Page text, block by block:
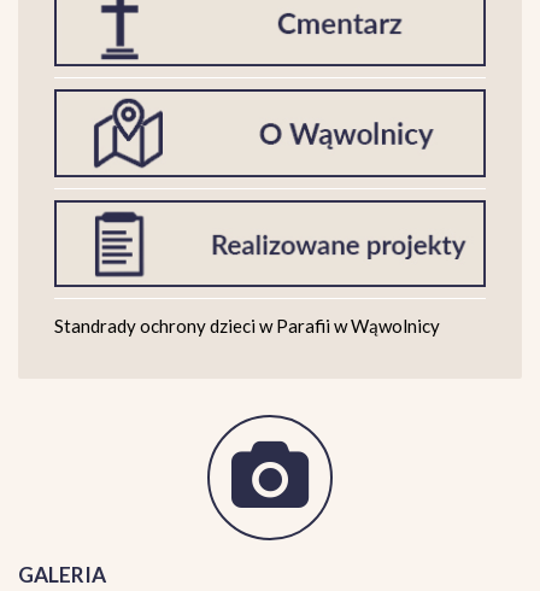
Standrady ochrony dzieci w Parafii w Wąwolnicy
GALERIA